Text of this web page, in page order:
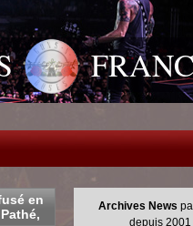
en
Archives News
depuis 2001